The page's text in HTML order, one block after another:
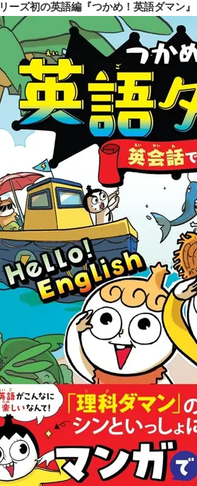
ーズ初の英語編『つかめ！英語ダマン